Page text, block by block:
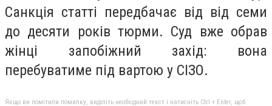
Санкція статті передбачає від від семи
до десяти років тюрми. Суд вже обрав
жінці запобіжний захід: вона
перебуватиме під вартою у СІЗО.
Якщо ви помітили помилку, виділіть необхідний текст і натисніть Ctrl + Enter, щоб